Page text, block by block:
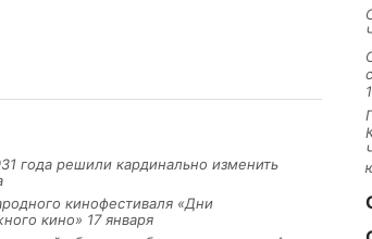
года решили кардинально изменить
кинофестиваля «Дни
кино» 17 января